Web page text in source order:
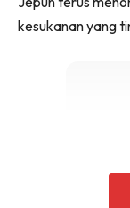
kesukanan yang